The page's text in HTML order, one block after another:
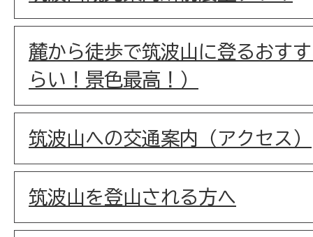
麓から徒歩で筑波山に登るおす
らい！景色最高！）
筑波山への交通案内（アクセス）
筑波山を登山される方へ